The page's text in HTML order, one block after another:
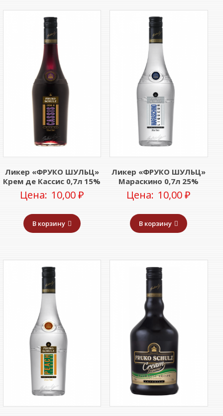
Ликер «ФРУКО ШУЛЬЦ»
Крем де Кассис 0,7л 15%
Цена: 10,00₽
В корзину
Ликер «ФРУКО ШУЛЬЦ»
Мараскино 0,7л 25%
Цена: 10,00₽
В корзину